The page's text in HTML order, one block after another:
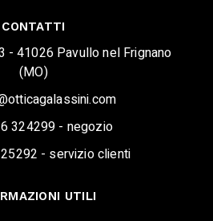
CONTATTI
- 41026 Pavullo nel Frignano
(MO)
324299 - negozio
- servizio clienti
UTILI